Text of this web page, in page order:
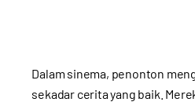
Dalam sinema, penonton
sekadar cerita yang baik.